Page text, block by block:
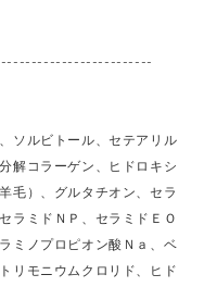
ソルビトール、セテアリル
解コラーゲン、ヒドロキシ
毛）、グルタチオン、セラ
ラミドＮＰ、セラミドＥＯ
ミノプロピオン酸Ｎａ、ベ
リモニウムクロリド、ヒド